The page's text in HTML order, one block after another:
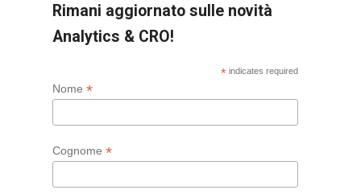
Rimani aggiornato sulle novità
Analytics & CRO!
* indicates required
Nome *
Cognome *